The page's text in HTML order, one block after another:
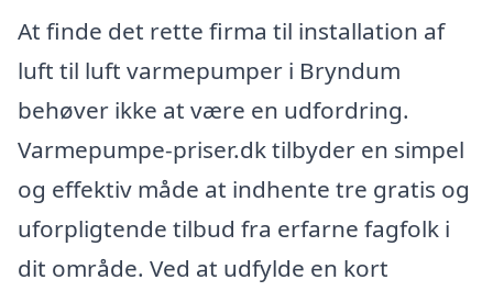
At finde det rette firma til installation af
luft til luft varmepumper i Bryndum
behøver ikke at være en udfordring.
Varmepumpe-priser.dk tilbyder en simpel
og effektiv måde at indhente tre gratis og
uforpligtende tilbud fra erfarne fagfolk i
dit område. Ved at udfylde en kort